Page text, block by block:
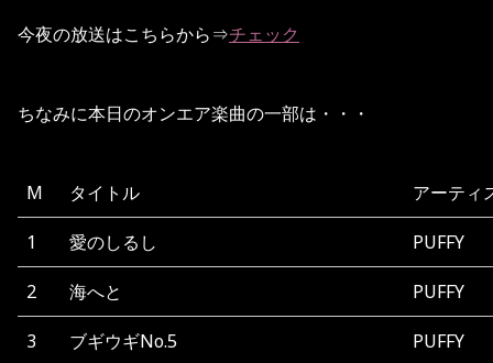
今夜の放送はこちらから⇒チェック
ちなみに本日のオンエア楽曲の一部は・・・
M タイトル アーティ
1 愛のしるし PUFFY
2 海へと PUFFY
3 ブギウギNo.5 PUFFY